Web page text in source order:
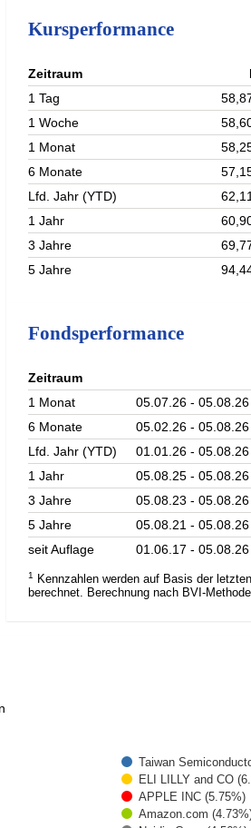
Kursperformance
Zeitraum
1 Tag
1 Woche
1 Monat
6 Monate
Lfd. Jahr (YTD)
1 Jahr
3 Jahre
5 Jahre
Fondsperformance
Zeitraum
1 Monat 05.07.26 - 05.08.26
6 Monate
05.02.26 - 05.08.26
Lfd. Jahr (YTD)
01.01.26 - 05.08.26
1 Jahr
05.08.25 - 05.08.26
3 Jahre
05.08.23 - 05.08.26
5 Jahre
05.08.21 - 05.08.26
seit Auflage
01.06.17 - 05.08.26
1
Kennzahlen werden auf Basis der
berechnet. Berechnung nach BVI-Methode.
Taiwan
ELI LILLY and CO
APPLE INC (5.75%)
Amazon.com